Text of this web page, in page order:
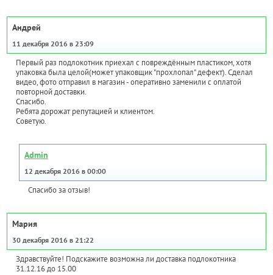
Андрей
11 декабря 2016 в 23:09
Первый раз подлокотник приехал с повреждённым пластиком, хотя
упаковка была целой(может упаковщик "прохлопал" дефект). Сделал
видео, фото отправил в магазин - оперативно заменили с оплатой
повторной доставки.
Спасибо.
Ребята дорожат репутацией и клиентом.
Советую.
Admin
12 декабря 2016 в 00:00
Спасибо за отзыв!
Мария
30 декабря 2016 в 21:22
Здравствуйте! Подскажите возможна ли доставка подлокотника
31.12.16 до 15.00